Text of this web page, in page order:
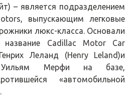
– является подразделением
выпускающим легковые
люкс-класса. Основали
название Cadillac Motor Car
Леланд (Henry Leland)и
Уильям Мерфи на базе,
«автомобильной